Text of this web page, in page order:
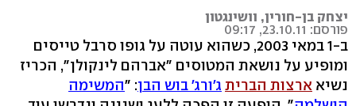
יצחק בן-חורין, וושינגטון
פורסם: 23.10.11, 09:17
ב-1 במאי 2003, כשהוא עוטה על גופו סרבל טייסים
ומופיע על נושאת המטוסים "אברהם לינקולן", הכריז
נשיא ארצות הברית ג'ורג' בוש הבן: "המשימה